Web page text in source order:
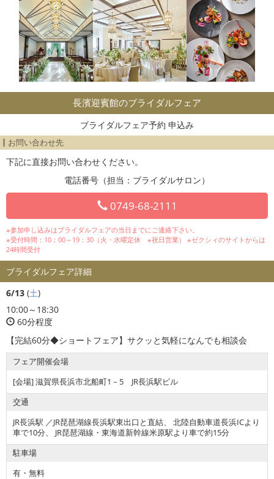
長濱迎賓館のブライダルフェア
ブライダルフェア予約 申込み
お問い合わせ先
下記に直接お問い合わせください。
電話番号（担当：ブライダルサロン）
0749-68-2111
※参加申し込みはブライダルフェアの当日までにご連絡下さい。
※受付時間：10：00～19：30（火・水曜定休 ※祝日営業） ※ゼクシィのサイトからは
24時間受付
ブライダルフェア詳細
6/13 (土)
10:00～18:30
60分程度
【完結60分◆ショートフェア】サクッと気軽になんでも相談会
フェア開催会場
[会場] 滋賀県長浜市北船町1－5 JR長浜駅ビル
交通
JR長浜駅 ／JR琵琶湖線長浜駅東出口と直結、 北陸自動車道長浜ICより
車で10分、 JR琵琶湖線・東海道新幹線米原駅より車で約15分
駐車場
有・無料